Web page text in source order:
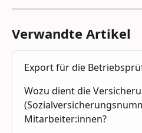
Verwandte Artikel
Export für die
Wozu dient die
Mitarbeiter:innen?